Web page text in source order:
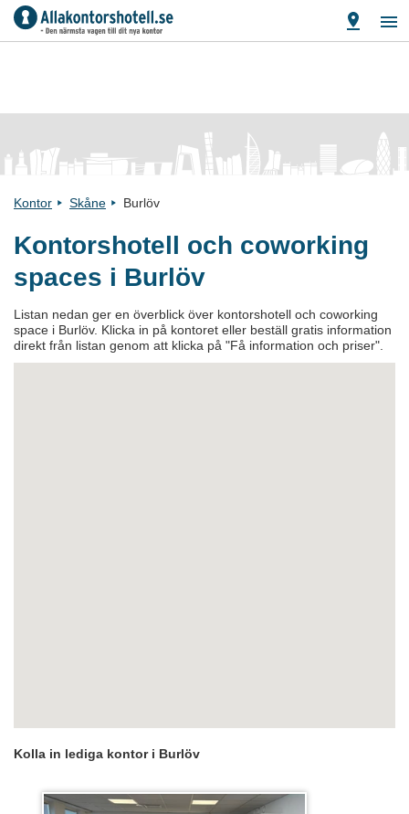
Kontor Skåne Burlöv
Kontorshotell och coworking
spaces i Burlöv
Listan nedan ger en överblick över kontorshotell och coworking
space i Burlöv. Klicka in på kontoret eller beställ gratis information
direkt från listan genom att klicka på "Få information och priser".
Kolla in lediga kontor i Burlöv